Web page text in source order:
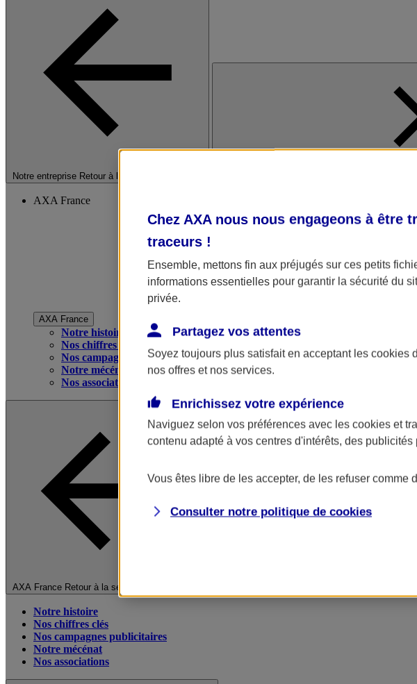
Notre entreprise Retour à la section précédente
AXA France
AXA France
Notre histoire
Nos chiffres clés
Nos campagnes publicitaires
Notre mécénat
Nos associations
AXA France Retour à la section précédente
Notre histoire
Nos chiffres clés
Nos campagnes publicitaires
Notre mécénat
Nos associations
Chez AXA nous nous engageons à
traceurs !
Ensemble, mettons fin aux préjugés sur ces petits
informations essentielles pour garantir la sécurité du
privée.
Partagez vos attentes
Soyez toujours plus satisfait en acceptant les cookies
nos offres et nos services.
Enrichissez votre expérience
Naviguez selon vos préférences avec les cookies et
contenu adapté à vos centres d'intérêts, des
Vous êtes libre de les accepter, de les refuser comme
Consulter notre politique de cookies